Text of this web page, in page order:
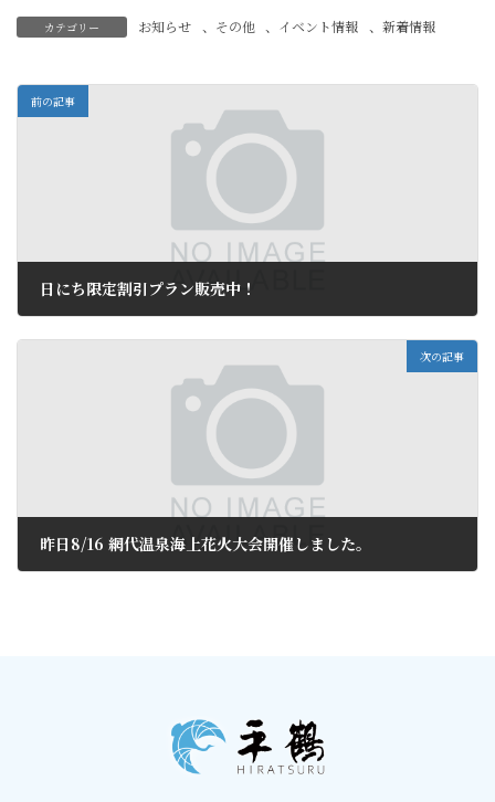
カテゴリー お知らせ 、 その他 、 イベント情報 、 新着情報
前の記事
日にち限定割引プラン販売中！
次の記事
昨日8/16 網代温泉海上花火大会開催しました。